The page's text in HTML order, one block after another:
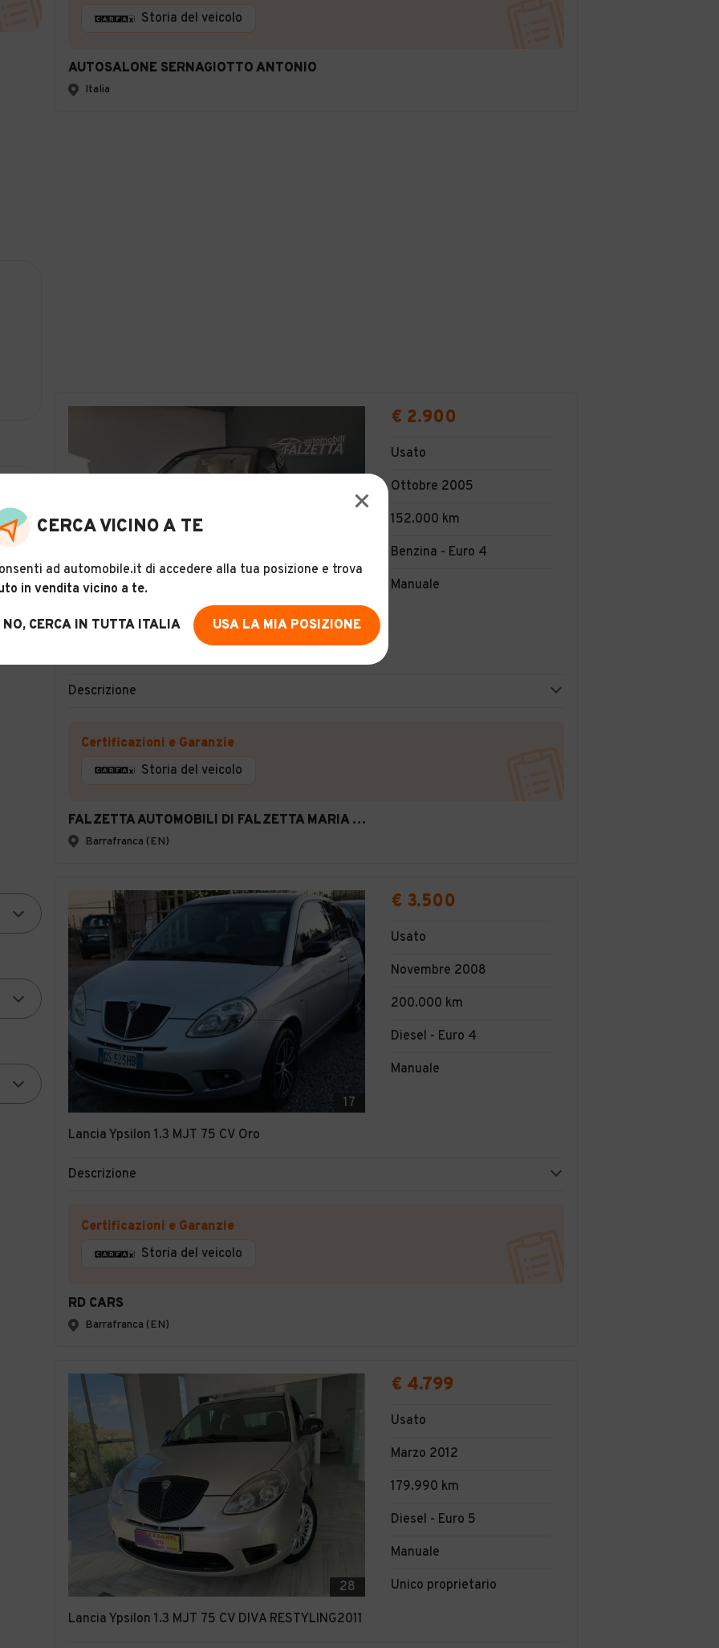
Storia del veicolo
AUTOSALONE SERNAGIOTTO ANTONIO
Italia
19
€ 2.900
Usato
Ottobre 2005
152.000 km
Benzina - Euro 4
Manuale
Descrizione
Certificazioni e Garanzie
Storia del veicolo
FALZETTA AUTOMOBILI DI FALZETTA MARIA CELESTE
Barrafranca (EN)
17
Lancia Ypsilon 1.3 MJT 75 CV Oro
€ 3.500
Usato
Novembre 2008
200.000 km
Diesel - Euro 4
Manuale
Descrizione
Certificazioni e Garanzie
Storia del veicolo
RD CARS
Barrafranca (EN)
28
Lancia Ypsilon 1.3 MJT 75 CV DIVA RESTYLING2011
€ 4.799
Usato
Marzo 2012
179.990 km
Diesel - Euro 5
Manuale
Unico proprietario
CERCA VICINO A TE
ad automobile.it di accedere alla tua posizione e trova
in vendita vicino a te.
NO, CERCA IN TUTTA ITALIA USA LA MIA POSIZIONE